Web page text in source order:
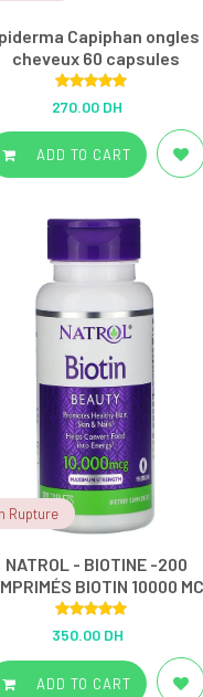
Capiphan ongles
cheveux 60 capsules
out of 5
270.00 DH
ADD TO CART
Rupture
NATROL - BIOTINE -200
BIOTIN 10000
Rated 5.00
out of 5
350.00 DH
ADD TO CART